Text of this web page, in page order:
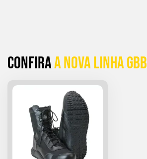
Confiraa Nova linha GBB